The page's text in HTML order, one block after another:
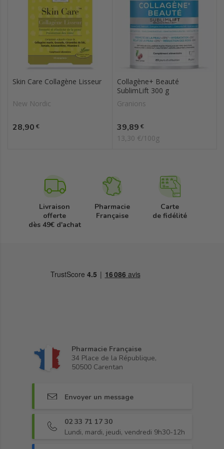
Skin Care Collagène Lisseur
New Nordic
Prix
28,90 €
Collagène+ Beauté
SublimLift 300 g
Granions
Prix
39,89 €
13,30 €/100g
Livraison
offerte
dès 49€ d'achat
Pharmacie
Française
Carte
de fidélité
Pharmacie Française
34 Place de la République,
50500 Carentan
Envoyer un message
02 33 71 17 30
Lundi, mardi, jeudi, vendredi 9h30-12h